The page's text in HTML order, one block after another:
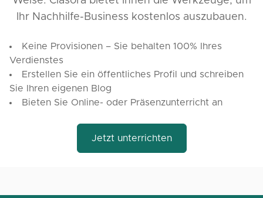
Ihr Nachhilfe-Business kostenlos auszubauen.
Keine Provisionen – Sie behalten 100% Ihres
Verdienstes
Erstellen Sie ein öffentliches Profil und schreiben
Sie Ihren eigenen Blog
Bieten Sie Online- oder Präsenzunterricht an
Jetzt unterrichten